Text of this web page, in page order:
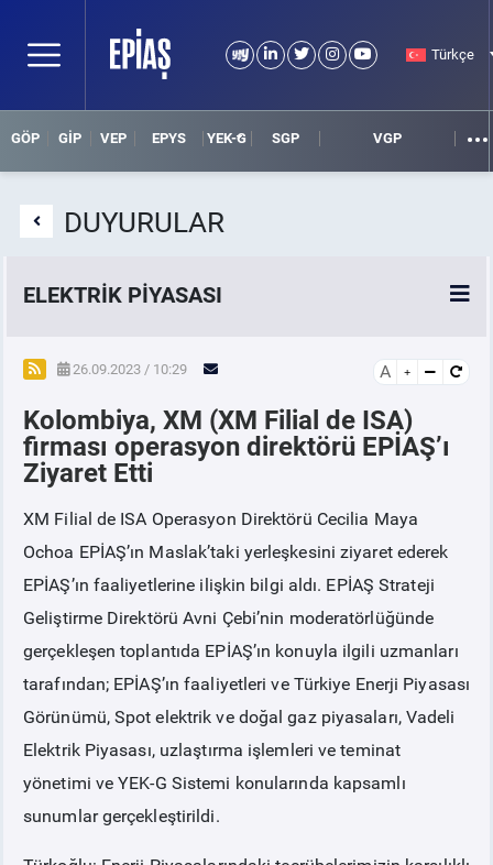
Türkçe
GÖP GİP VEP EPYS YEK-G SGP VGP
DUYURULAR
ELEKTRİK PİYASASI
SPOT ELEKTRİK PİYASALARI
ÖRNEK FİNANS BELGELERİ
VADELİ ELEKTRİK PİYASASI
PİYASAKAYITSÜRECİ
SERBEST TÜKETİCİ
MALİ UZLAŞTIRMA
TEMİNAT
BÜLTENLER
26.09.2023 / 10:29 A
Kolombiya, XM (XM Filial de ISA)
firması operasyon direktörü EPİAŞ’ı
Ziyaret Etti
XM Filial de ISA Operasyon Direktörü Cecilia Maya
Ochoa EPİAŞ’ın Maslak’taki yerleşkesini ziyaret ederek
EPİAŞ’ın faaliyetlerine ilişkin bilgi aldı. EPİAŞ Strateji
Geliştirme Direktörü Avni Çebi’nin moderatörlüğünde
gerçekleşen toplantıda EPİAŞ’ın konuyla ilgili uzmanları
tarafından; EPİAŞ’ın faaliyetleri ve Türkiye Enerji Piyasası
Görünümü, Spot elektrik ve doğal gaz piyasaları, Vadeli
Elektrik Piyasası, uzlaştırma işlemleri ve teminat
yönetimi ve YEK-G Sistemi konularında kapsamlı
sunumlar gerçekleştirildi.